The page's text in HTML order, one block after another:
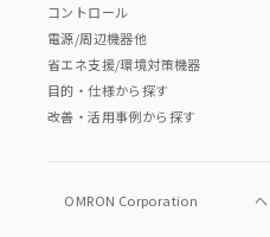
コントロール
電源/周辺機器他
省エネ支援/環境対策機器
目的・仕様から探す
改善・活用事例から探す
OMRON Corporation